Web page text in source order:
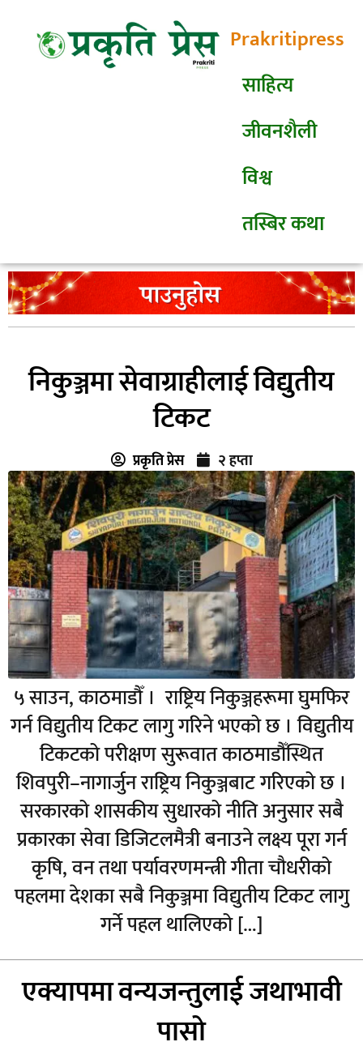
Prakritipress
साहित्य
जीवनशैली
विश्व
तस्बिर कथा
निकुञ्जमा सेवाग्राहीलाई विद्युतीय
टिकट
प्रकृति प्रेस २ हप्ता
५ साउन, काठमाडौँ । राष्ट्रिय निकुञ्जहरूमा घुमफिर
गर्न विद्युतीय टिकट लागु गरिने भएको छ । विद्युतीय
टिकटको परीक्षण सुरूवात काठमाडौँस्थित
शिवपुरी–नागार्जुन राष्ट्रिय निकुञ्जबाट गरिएको छ ।
सरकारको शासकीय सुधारको नीति अनुसार सबै
प्रकारका सेवा डिजिटलमैत्री बनाउने लक्ष्य पूरा गर्न
कृषि, वन तथा पर्यावरणमन्त्री गीता चौधरीको
पहलमा देशका सबै निकुञ्जमा विद्युतीय टिकट लागु
गर्ने पहल थालिएको […]
एक्यापमा वन्यजन्तुलाई जथाभावी
पासो